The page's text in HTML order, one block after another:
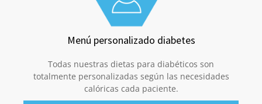
Menú personalizado diabetes
Todas nuestras dietas para diabéticos son
totalmente personalizadas según las necesidades
calóricas cada paciente.